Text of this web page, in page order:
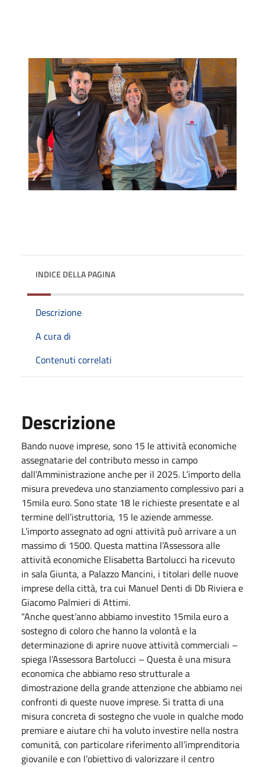
INDICE DELLA PAGINA
Descrizione
A cura di
Contenuti correlati
Descrizione
Bando nuove imprese, sono 15 le attività economiche
assegnatarie del contributo messo in campo
dall’Amministrazione anche per il 2025. L’importo della
misura prevedeva uno stanziamento complessivo pari a
15mila euro. Sono state 18 le richieste presentate e al
termine dell’istruttoria, 15 le aziende ammesse.
L’importo assegnato ad ogni attività può arrivare a un
massimo di 1500. Questa mattina l’Assessora alle
attività economiche Elisabetta Bartolucci ha ricevuto
in sala Giunta, a Palazzo Mancini, i titolari delle nuove
imprese della città, tra cui Manuel Denti di Db Riviera e
Giacomo Palmieri di Attimi.
“Anche quest’anno abbiamo investito 15mila euro a
sostegno di coloro che hanno la volontà e la
determinazione di aprire nuove attività commerciali –
spiega l’Assessora Bartolucci – Questa è una misura
economica che abbiamo reso strutturale a
dimostrazione della grande attenzione che abbiamo nei
confronti di queste nuove imprese. Si tratta di una
misura concreta di sostegno che vuole in qualche modo
premiare e aiutare chi ha voluto investire nella nostra
comunità, con particolare riferimento all’imprenditoria
giovanile e con l’obiettivo di valorizzare il centro